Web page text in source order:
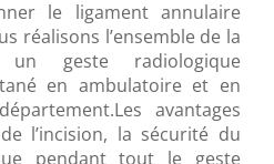
le ligament annulaire
réalisons l’ensemble de la
un geste radiologique
en ambulatoire et en
avantages
l’incision, la sécurité du
pendant tout le geste